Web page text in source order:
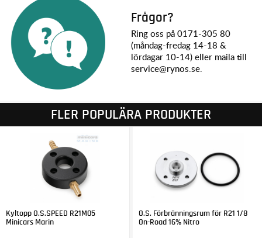
Frågor?
Ring oss på 0171-305 80
(måndag-fredag 14-18 &
lördagar 10-14) eller maila till
service@rynos.se.
FLER POPULÄRA PRODUKTER
Kyltopp O.S.SPEED R21M05
Minicars Marin
O.S. Förbränningsrum för R21 1/8
On-Road 16% Nitro